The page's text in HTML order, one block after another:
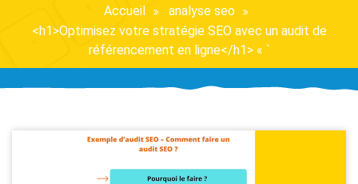
Accueil
analyse seo
<h1>Optimisez votre stratégie SEO avec un audit de
référencement en ligne</h1> « `